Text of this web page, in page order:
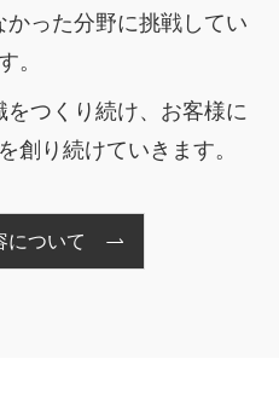
った分野に挑戦してい
。
つくり続け、お客様に
創り続けていきます。
について